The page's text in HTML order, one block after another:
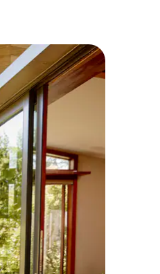
ისრებით ან შეხებისა თუ თითის